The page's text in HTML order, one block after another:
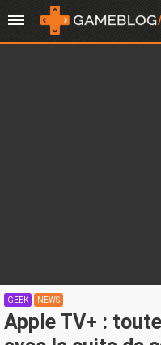
GEEK NEWS
Apple TV+ :